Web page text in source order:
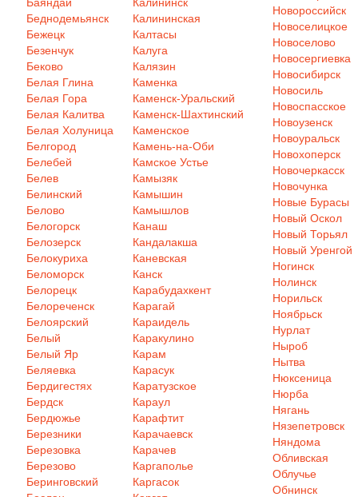
Беднодемьянск
Бежецк
Безенчук
Беково
Белая Глина
Белая Гора
Белая Калитва
Белая Холуница
Белгород
Белебей
Белев
Белинский
Белово
Белогорск
Белозерск
Белокуриха
Беломорск
Белорецк
Белореченск
Белоярский
Белый
Белый Яр
Беляевка
Бердигестях
Бердск
Бердюжье
Березники
Березовка
Березово
Беринговский
Калининская
Калтасы
Калуга
Калязин
Каменка
Каменск-Уральский
Каменск-Шахтинский
Каменское
Камень-на-Оби
Камское Устье
Камызяк
Камышин
Камышлов
Канаш
Кандалакша
Каневская
Канск
Карабудахкент
Карагай
Караидель
Каракулино
Карам
Карасук
Каратузское
Караул
Карафтит
Карачаевск
Карачев
Каргаполье
Каргасок
Новороссийск
Новоселицкое
Новоселово
Новосергиевка
Новосибирск
Новосиль
Новоспасское
Новоузенск
Новоуральск
Новохоперск
Новочеркасск
Новочунка
Новые Бурасы
Новый Оскол
Новый Торьял
Новый Уренгой
Ногинск
Нолинск
Норильск
Ноябрьск
Нурлат
Ныроб
Нытва
Нюксеница
Нюрба
Нягань
Нязепетровск
Няндома
Обливская
Облучье
Обнинск